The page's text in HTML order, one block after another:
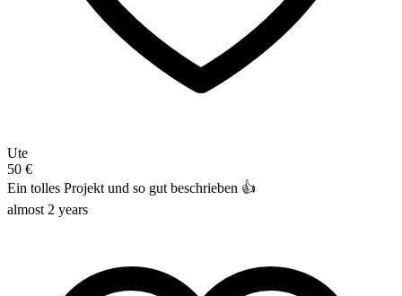
Ute
50 €
Ein tolles Projekt und so gut beschrieben 👍
almost 2 years